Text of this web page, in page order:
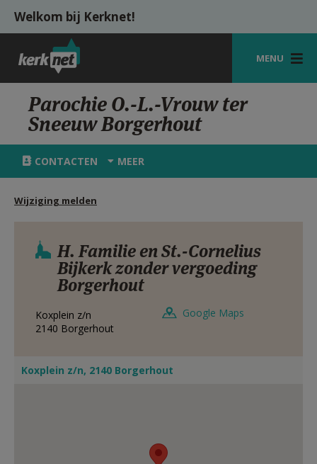
Overslaan en naar de inhoud gaan
Welkom bij Kerknet!
MENU
STARTPAGINA
KERK
VIERINGEN
HULP
MIJN PAROCHIE
AANMELDEN OF REGISTREREN
Parochie O.-L.-Vrouw ter
Sneeuw Borgerhout
CONTACTEN MEER
Wijziging melden
H. Familie en St.-Cornelius
Bijkerk zonder vergoeding
Borgerhout
Koxplein z/n
2140 Borgerhout
Google Maps
Koxplein z/n, 2140 Borgerhout